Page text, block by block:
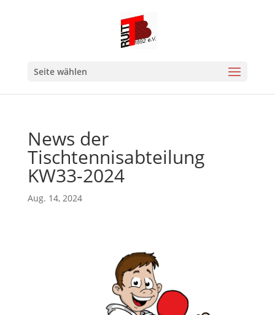
Seite wählen
News der
Tischtennisabteilung
KW33-2024
Aug. 14, 2024